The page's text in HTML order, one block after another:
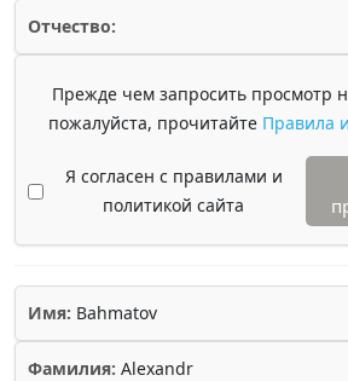
Отчество:
Прежде чем запросить просмотр
пожалуйста, прочитайте Правила
Я согласен с правилами и
политикой сайта
Имя: Bahmatov
Фамилия: Alexandr